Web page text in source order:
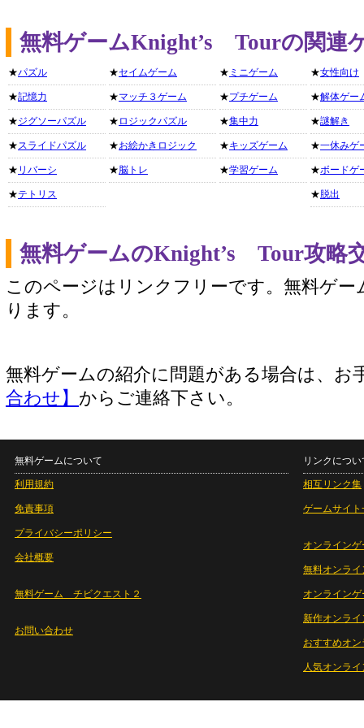
無料ゲームKnight’s Tourの関連
★パズル
★記憶力
★ジグソーパズル
★スライドパズル
★ リバーシ
★テトリス
★セイムゲーム
★マッチ３ゲーム
★ ロジックパズル
★お絵かきロジック
★脳トレ
★ ミニゲーム
★プチゲーム
★集中力
★キッズゲーム
★学習ゲーム
★女性向け
★解体ゲー
★謎解き
★一休みゲ
★ボードゲ
★ 脱出
無料ゲームのKnight’s Tour攻略
このページはリンクフリーです。無料ゲー
ります。
無料ゲームの紹介に問題がある場合は、お
合わせ】 からご連絡下さい。
無料ゲームについて
利用規約
免責事項
プライバシーポリシー
会社概要
無料ゲーム チビクエスト２
お問い合わせ
リンクについ
相互リンク集
ゲームサイト
オンラインゲ
無料オンライ
オンライン
新作オンライ
おすすめオ
人気オンラ